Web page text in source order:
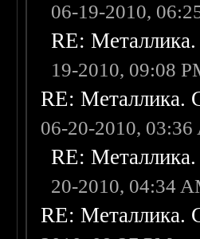
06-19-2010,
RE:
19-2010, 09:08
RE: Металлика.
06-20-2010, 03:36
RE:
20-2010, 04:34
RE: Металлика.